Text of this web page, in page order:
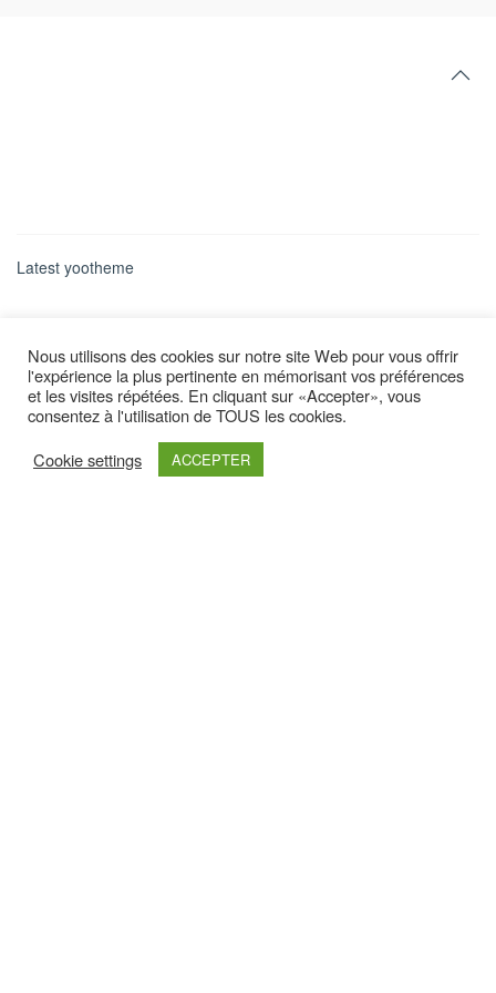
Latest yootheme
Nous utilisons des cookies sur notre site Web pour vous offrir
l'expérience la plus pertinente en mémorisant vos préférences
et les visites répétées. En cliquant sur «Accepter», vous
consentez à l'utilisation de TOUS les cookies.
Cookie settings
ACCEPTER